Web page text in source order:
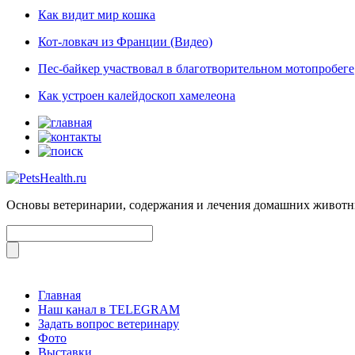
Как видит мир кошка
Кот-ловкач из Франции (Видео)
Пес-байкер участвовал в благотворительном мотопробеге
Как устроен калейдоскоп хамелеона
Основы ветеринарии, содержания и лечения домашних
Главная
Наш канал в TELEGRAM
Задать вопрос ветеринару
Фото